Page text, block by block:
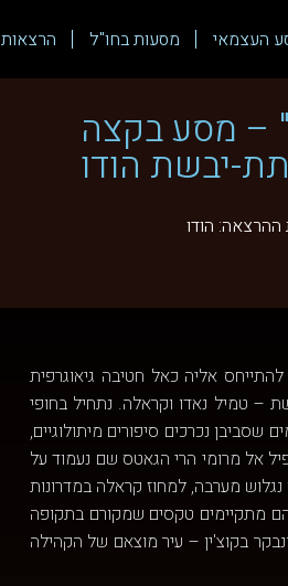
העצמאי מסעות בחו"ל הרצאות
– מסע בקצה
יבשת הודו
ההרצאה: הודו
אליה כאל חטיבה גיאוגרפית
– טמיל נאדו וקראלה. נתחיל בחופי
נכרכים סיפורים מיתולוגיים,
אל מרומי הרי הגאטס שם נעמוד על
מערבה, למחוז קראלה במדרונות
מתקיימים טקסים שמקורם בתקופה
בקוצ'ין – עיר מוצאם של הקהילה